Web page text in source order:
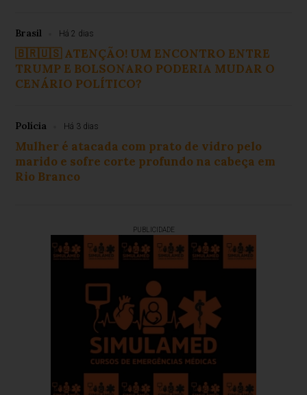
Brasil Há 2 dias
🇧🇷🇺🇸 ATENÇÃO! UM ENCONTRO ENTRE
TRUMP E BOLSONARO PODERIA MUDAR O
CENÁRIO POLÍTICO?
Polícia Há 3 dias
Mulher é atacada com prato de vidro pelo
marido e sofre corte profundo na cabeça em
Rio Branco
PUBLICIDADE